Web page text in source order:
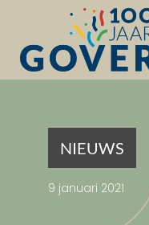
NIEUWS
9 januari 2021